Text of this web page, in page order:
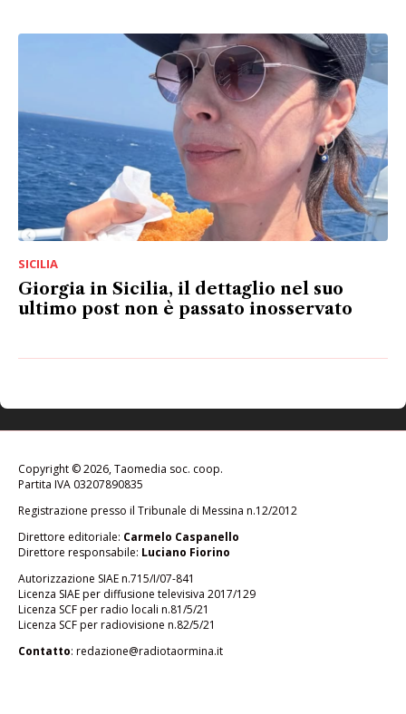
SICILIA
Giorgia in Sicilia, il dettaglio nel suo
ultimo post non è passato inosservato
Copyright © 2026, Taomedia soc. coop.
Partita IVA 03207890835
Registrazione presso il Tribunale di Messina n.12/2012
Direttore editoriale: Carmelo Caspanello
Direttore responsabile: Luciano Fiorino
Autorizzazione SIAE n.715/I/07-841
Licenza SIAE per diffusione televisiva 2017/129
Licenza SCF per radio locali n.81/5/21
Licenza SCF per radiovisione n.82/5/21
Contatto: redazione@radiotaormina.it